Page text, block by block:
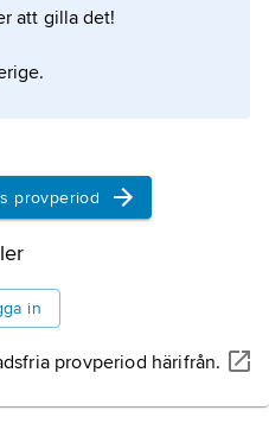
Sardinien finns
att gilla det!
provperiod
in
provperiod härifrån.